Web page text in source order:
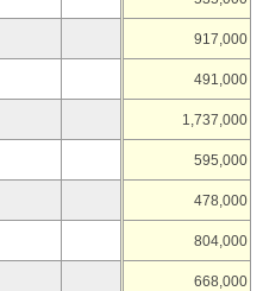
917,000
491,000
1,737,000
595,000
478,000
804,000
668,000